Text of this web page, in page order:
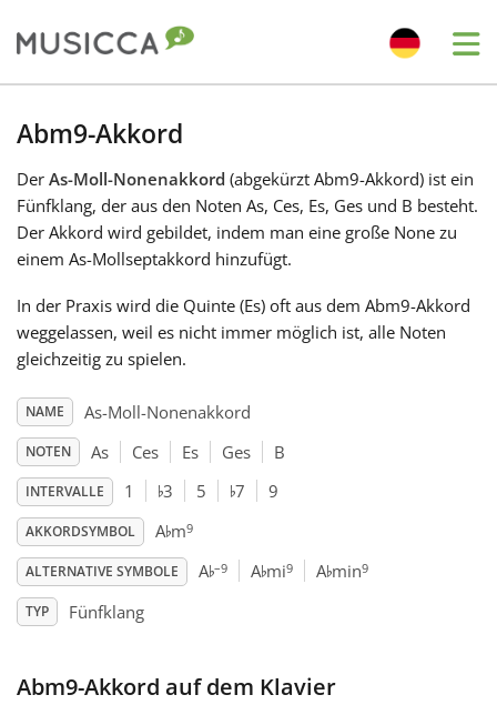
Български
Dansk
Deutsch
Français
한국어
हिन्दी
Abm9-Akkord
Der As-Moll-Nonenakkord (abgekürzt Abm9-Akkord) ist ein
Fünfklang, der aus den Noten As, Ces, Es, Ges und B besteht.
Der Akkord wird gebildet, indem man eine große None zu
einem As-Mollseptakkord hinzufügt.
In der Praxis wird die Quinte (Es) oft aus dem Abm9-Akkord
weggelassen, weil es nicht immer möglich ist, alle Noten
gleichzeitig zu spielen.
NAME As-Moll-Nonenakkord
NOTEN As Ces Es Ges B
INTERVALLE 1 ♭3 5 ♭7 9
AKKORDSYMBOL A♭m9
ALTERNATIVE SYMBOLE A♭–9 A♭mi9 A♭min9
TYP Fünfklang
Abm9-Akkord auf dem Klavier